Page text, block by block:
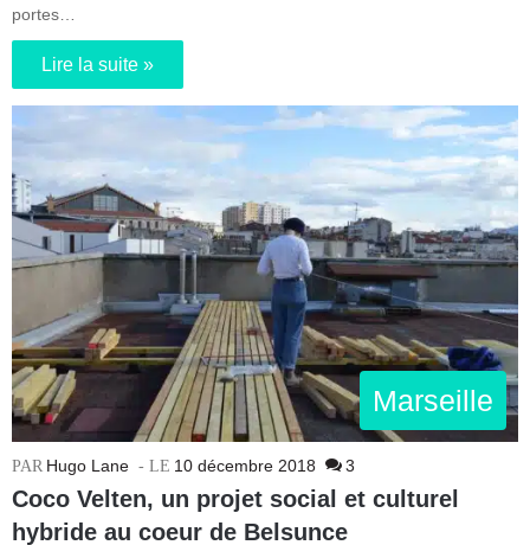
portes…
Lire la suite »
Marseille
Hugo Lane 10 décembre 2018 3
Coco Velten, un projet social et culturel
hybride au coeur de Belsunce